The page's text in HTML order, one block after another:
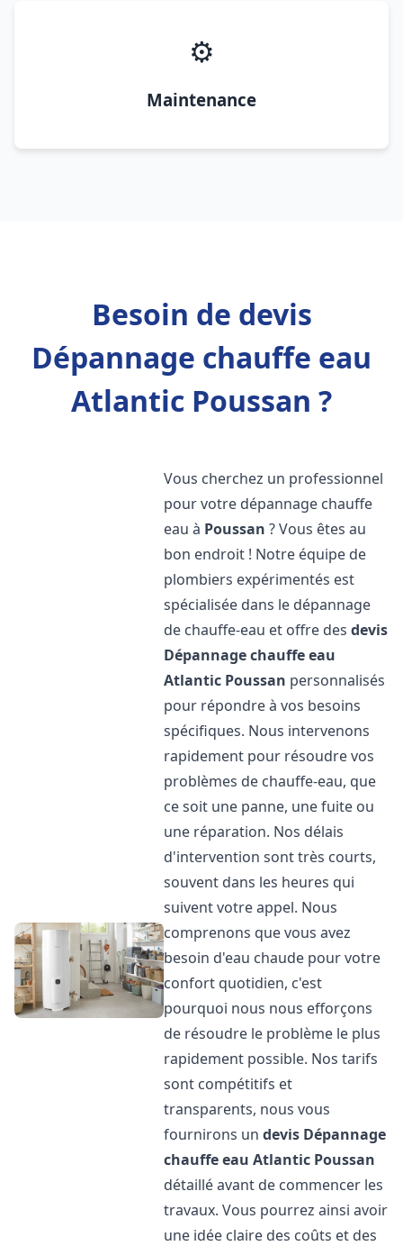
⚙️
Maintenance
Besoin de devis
Dépannage chauffe eau
Atlantic Poussan ?
Vous cherchez un professionnel
pour votre dépannage chauffe
eau à Poussan ? Vous êtes au
bon endroit ! Notre équipe de
plombiers expérimentés est
spécialisée dans le dépannage
de chauffe-eau et offre desdevis
Dépannage chauffe eau
Atlantic Poussan personnalisés
pour répondre à vos besoins
spécifiques. Nous intervenons
rapidement pour résoudre vos
problèmes de chauffe-eau, que
ce soit une panne, une fuite ou
une réparation. Nos délais
d'intervention sont très courts,
souvent dans les heures qui
suivent votre appel. Nous
comprenons que vous avez
besoin d'eau chaude pour votre
confort quotidien, c'est
pourquoi nous nous efforçons
de résoudre le problème le plus
rapidement possible. Nos tarifs
sont compétitifs et
transparents, nous vous
fournirons undevis Dépannage
chauffe eau Atlantic Poussan
détaillé avant de commencer les
travaux. Vous pourrez ainsi avoir
une idée claire des coûts et des